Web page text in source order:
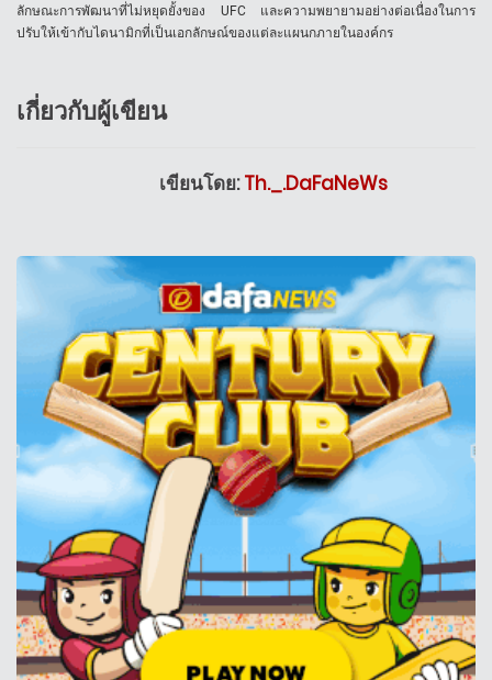
ลักษณะการพัฒนาที่ไม่หยุดยั้งของ UFC และความพยายามอย่างต่อเนื่องในการ
ปรับให้เข้ากับไดนามิกที่เป็นเอกลักษณ์ของแต่ละแผนกภายในองค์กร
เกี่ยวกับผู้เขียน
เขียนโดย:Th._.DaFaNeWs